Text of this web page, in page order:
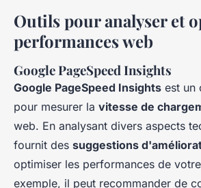
Outils pour analyser et
performances web
Google PageSpeed Insights
Google PageSpeed Insights est un
pour mesurer la vitesse de
web. En analysant divers aspects
fournit des suggestions
optimiser les performances de
exemple, il peut recommander de